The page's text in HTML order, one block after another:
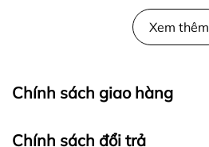
Xem thêm
Chính sách giao hàng
Chính sách đổi trả